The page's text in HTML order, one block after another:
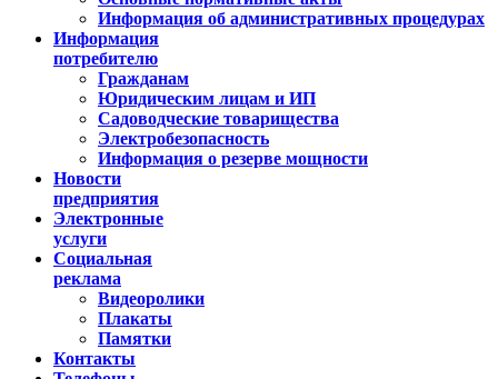
Информация об административных процедурах
Информация
потребителю
Гражданам
Юридическим лицам и ИП
Садоводческие товарищества
Электробезопасность
Информация о резерве мощности
Новости
предприятия
Электронные
услуги
Социальная
реклама
Видеоролики
Плакаты
Памятки
Контакты